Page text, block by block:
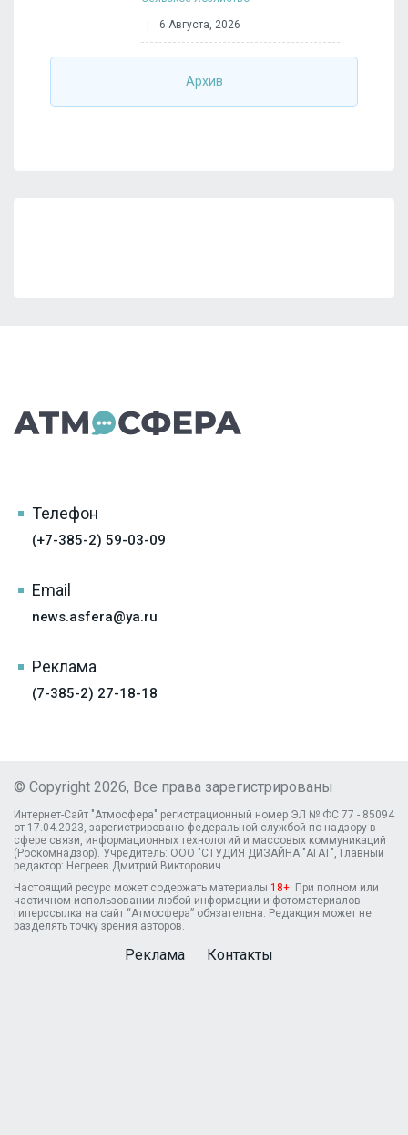
6 Августа, 2026
Архив
Телефон
(+7-385-2) 59-03-09
Email
news.asfera@ya.ru
Реклама
(7-385-2) 27-18-18
© Copyright 2026, Все права зарегистрированы
Интернет-Сайт "Атмосфера" регистрационный номер ЭЛ № ФС 77 - 85094
от 17.04.2023, зарегистрировано федеральной службой по надзору в
сфере связи, информационных технологий и массовых коммуникаций
(Роскомнадзор). Учредитель: ООО "СТУДИЯ ДИЗАЙНА "АГАТ", Главный
редактор: Негреев Дмитрий Викторович
Настоящий ресурс может содержать материалы 18+. При полном или
частичном использовании любой информации и фотоматериалов
гиперссылка на сайт “Атмосфера” обязательна. Редакция может не
разделять точку зрения авторов.
Реклама Контакты